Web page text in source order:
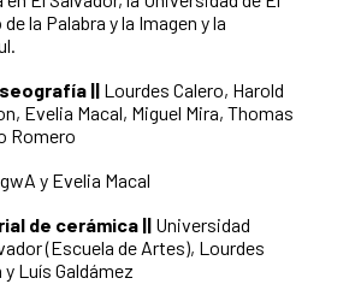
la Palabra y la Imagen y la
|| Lourdes Calero, Harold
Evelia Macal, Miguel Mira, Thomas
Romero
y Evelia Macal
de cerámica || Universidad
(Escuela de Artes), Lourdes
y Luís Galdámez